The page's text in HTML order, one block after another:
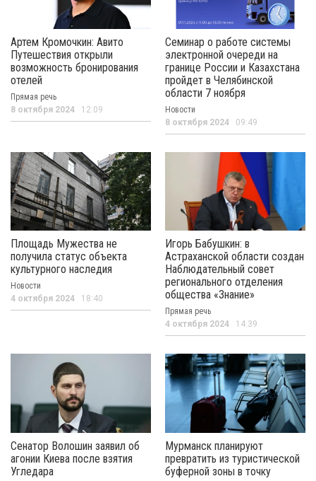
Артем Кромочкин: Авито
Путешествия открыли
возможность бронирования
отелей
Прямая речь
8 октября 2024 12:09
Семинар о работе системы
электронной очереди на
границе России и Казахстана
пройдет в Челябинской
области 7 ноября
Новости
8 октября 2024 09:49
Площадь Мужества не
получила статус объекта
культурного наследия
Новости
4 октября 2024 18:40
Игорь Бабушкин: в
Астраханской области создан
Наблюдательный совет
регионального отделения
общества «Знание»
Прямая речь
4 октября 2024 14:39
Сенатор Волошин заявил об
агонии Киева после взятия
Угледара
Мурманск планируют
превратить из туристической
буферной зоны в точку